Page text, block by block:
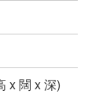
x 闊 x 深)